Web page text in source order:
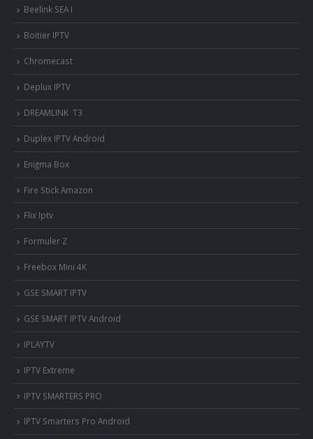
Beelink SEA I
Boitier IPTV
Chromecast
Deplux IPTV
DREAMLINK T3
Duplex IPTV Android
Enigma Box
Fire Stick Amazon
Flix Iptv
Formuler Z
Freebox Mini 4K
‎GSE SMART IPTV
GSE SMART IPTV Android
IPLAYTV
IPTV Extreme
IPTV SMARTERS PRO
IPTV Smarters Pro Android